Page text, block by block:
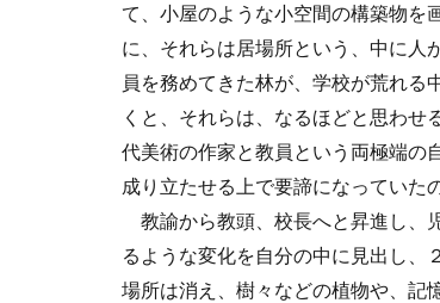
て、小屋のような小空間の構築物を
に、それらは居場所という、中に人
員を務めてきた林が、学校が荒れる
くと、それらは、なるほどと思わ
代美術の作家と教員という両極端の
成り立たせる上で要諦になっていた
教諭から教頭、校長へと昇進し、
るような変化を自分の中に見出し、
場所は消え、樹々などの植物や、記